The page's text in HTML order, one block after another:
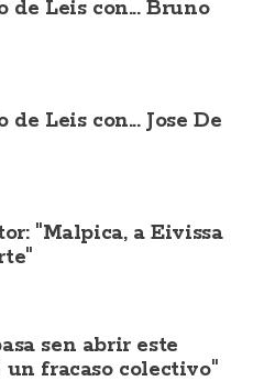
Leis con... Bruno
Leis con... Jose De
"Malpica, a Eivissa
sen abrir este
un fracaso colectivo"